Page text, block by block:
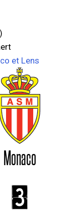
et Lens
Monaco
3